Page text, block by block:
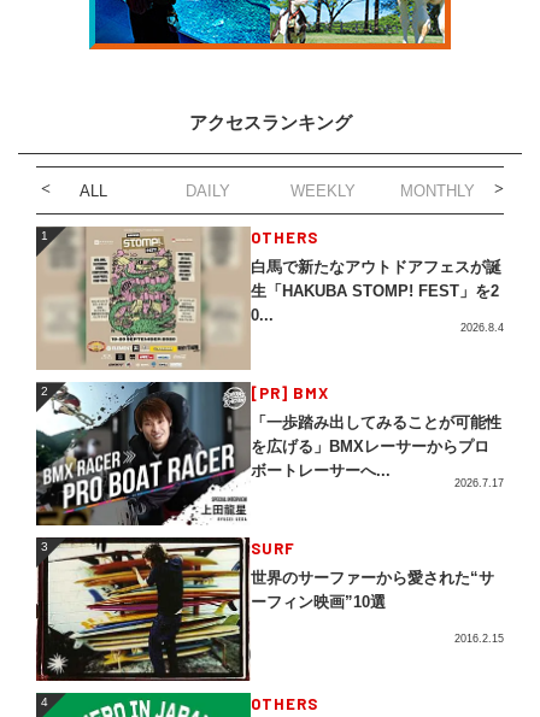
アクセスランキング
ALL DAILY WEEKLY MONTHLY
1 OTHERS
白馬で新たなアウトドアフェスが誕
生「HAKUBA STOMP! FEST」を2
0...
2026.8.4
2 [PR] BMX
「一歩踏み出してみることが可能性
を広げる」BMXレーサーからプロ
ボートレーサーへ...
2026.7.17
3 SURF
世界のサーファーから愛された“サ
ーフィン映画”10選
2016.2.15
4 OTHERS